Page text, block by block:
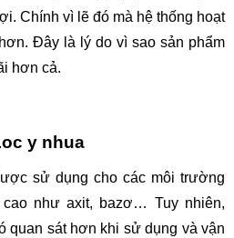
Chính vì lẽ đó mà hệ thống hoạt
Đây là lý do vì sao sản phẩm
hơn cả.
sử dụng cho các môi trường
như axit, bazơ… Tuy nhiên,
quan sát hơn khi sử dụng và vận